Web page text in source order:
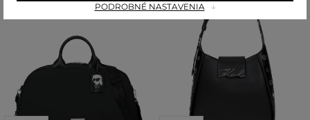
PODROBNÉ NASTAVENIA